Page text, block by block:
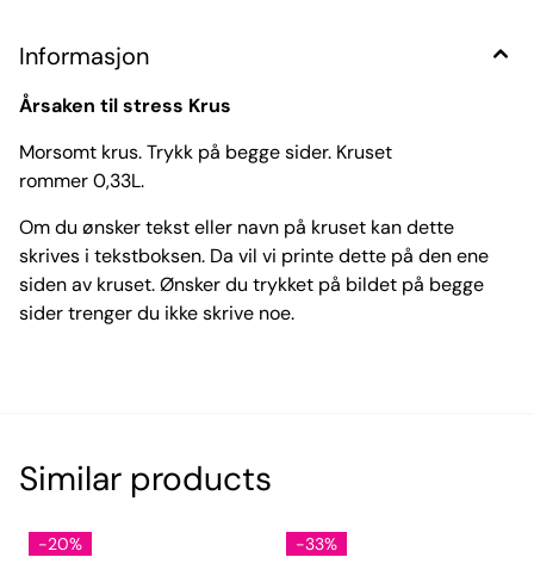
Informasjon
Årsaken til stress Krus
Morsomt krus. Trykk på begge sider. Kruset
rommer 0,33L.
Om du ønsker tekst eller navn på kruset kan dette
skrives i tekstboksen. Da vil vi printe dette på den ene
siden av kruset. Ønsker du trykket på bildet på begge
sider trenger du ikke skrive noe.
Similar products
-20% -33%